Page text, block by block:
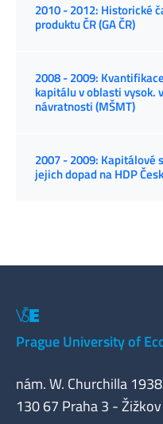
2010 - 2012: Historické
produktu ČR (GA ČR)
2008 - 2009:
kapitálu v oblasti vysok.
návratnosti (MŠMT)
2007 - 2009: Kapitálové
jejich dopad na HDP
Prague University of
nám. W. Churchilla
130 67 Praha 3 - Žižkov